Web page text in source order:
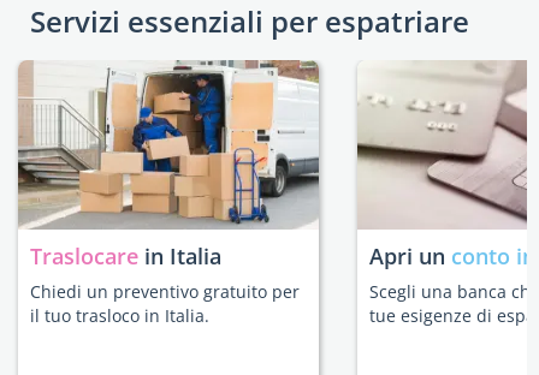
Servizi essenziali per espatriare
Traslocare in Italia
Chiedi un preventivo gratuito per
il tuo trasloco in Italia.
Apri un conto
Scegli una banca
tue esigenze di